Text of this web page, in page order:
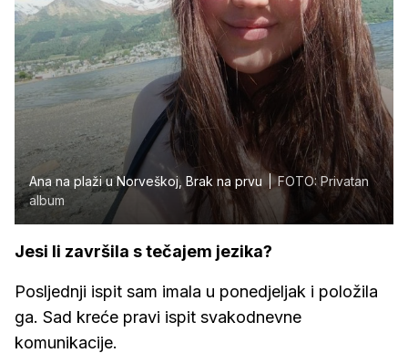
Ana na plaži u Norveškoj, Brak na prvu
FOTO: Privatan
album
Jesi li završila s tečajem jezika?
Posljednji ispit sam imala u ponedjeljak i položila
ga. Sad kreće pravi ispit svakodnevne
komunikacije.